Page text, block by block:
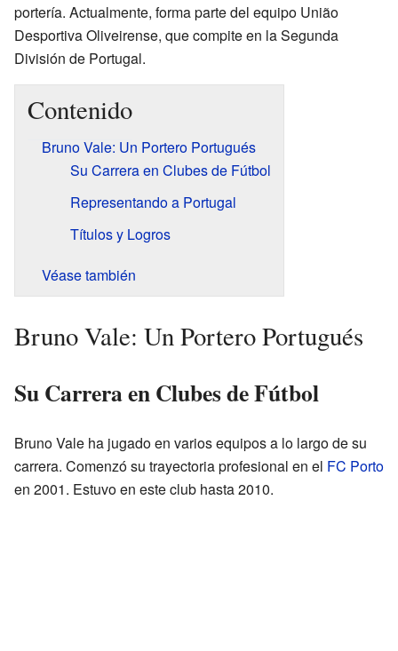
portería. Actualmente, forma parte del equipo União
Desportiva Oliveirense, que compite en la Segunda
División de Portugal.
Contenido
Bruno Vale: Un Portero Portugués
Su Carrera en Clubes de Fútbol
Representando a Portugal
Títulos y Logros
Véase también
Bruno Vale: Un Portero Portugués
Su Carrera en Clubes de Fútbol
Bruno Vale ha jugado en varios equipos a lo largo de su
carrera. Comenzó su trayectoria profesional en el FC Porto
en 2001. Estuvo en este club hasta 2010.